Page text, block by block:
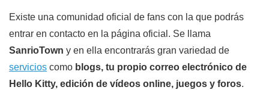
Existe una comunidad oficial de fans con la que podrás
entrar en contacto en la página oficial. Se llama
SanrioTown y en ella encontrarás gran variedad de
servicios como blogs, tu propio correo electrónico de
Hello Kitty, edición de vídeos online, juegos y foros.